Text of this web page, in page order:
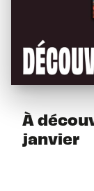
À
janvier